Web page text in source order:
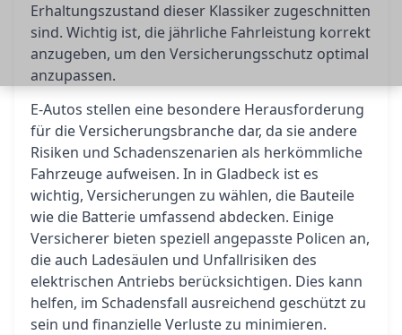
Erhaltungszustand dieser Klassiker zugeschnitten
sind. Wichtig ist, die jährliche Fahrleistung korrekt
anzugeben, um den Versicherungsschutz optimal
anzupassen.
E-Autos stellen eine besondere Herausforderung
für die Versicherungsbranche dar, da sie andere
Risiken und Schadenszenarien als herkömmliche
Fahrzeuge aufweisen. In in Gladbeck ist es
wichtig, Versicherungen zu wählen, die Bauteile
wie die Batterie umfassend abdecken. Einige
Versicherer bieten speziell angepasste Policen an,
die auch Ladesäulen und Unfallrisiken des
elektrischen Antriebs berücksichtigen. Dies kann
helfen, im Schadensfall ausreichend geschützt zu
sein und finanzielle Verluste zu minimieren.